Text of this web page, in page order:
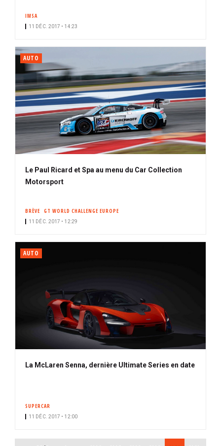
IMSA
11 DÉC. 2017 • 14:23
AUTO
Le Paul Ricard et Spa au menu du Car Collection
Motorsport
BRÈVE GT WORLD CHALLENGE EUROPE
11 DÉC. 2017 • 12:29
AUTO
La McLaren Senna, dernière Ultimate Series en date
SUPERCAR
11 DÉC. 2017 • 12:00